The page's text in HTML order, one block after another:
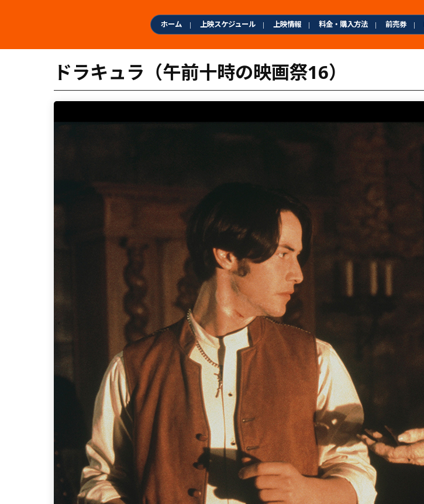
ス
ホーム 上映スケジュール 上映情報 料金・購入方法 前売券
ドラキュラ（午前十時の映画祭16）